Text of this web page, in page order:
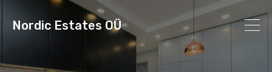
Nordic Estates OÜ